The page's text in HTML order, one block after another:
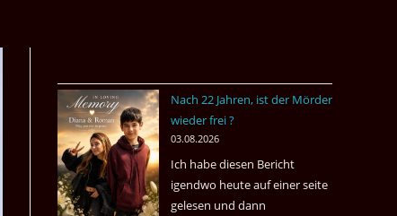
Nach 22 Jahren, ist der Mörder
wieder frei ?
03.08.2026
Ich habe diesen Bericht
igendwo heute auf einer seite
gelesen und dann